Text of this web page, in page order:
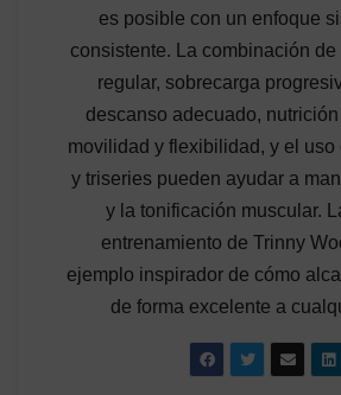
es posible con un enfoque
consistente. La combinación
regular, sobrecarga
descanso adecuado,
movilidad y flexibilidad, y el uso
y triseries pueden ayudar a
y la tonificación muscular.
entrenamiento de Trinny
ejemplo inspirador de cómo
de forma excelente a